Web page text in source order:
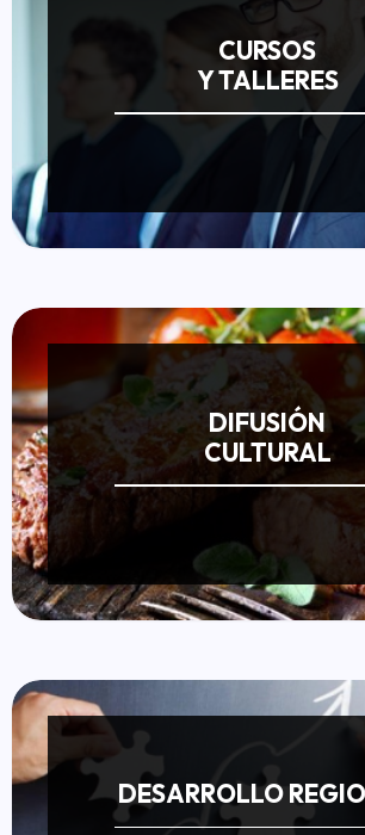
CURSOS
Y TALLERES
DIFUSIÓN
CULTURAL
DESARROLLO